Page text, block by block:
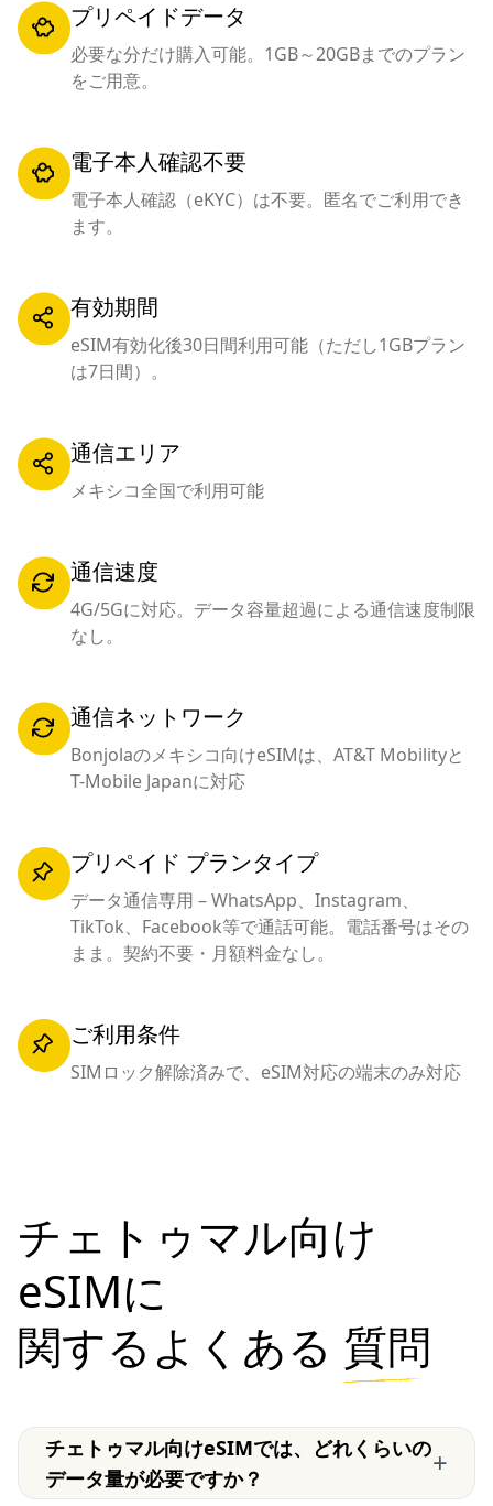
プリペイドデータ
必要な分だけ購入可能。1GB～20GBまでのプラン
をご用意。
電子本人確認不要
電子本人確認（eKYC）は不要。匿名でご利用でき
ます。
有効期間
eSIM有効化後30日間利用可能（ただし1GBプラン
は7日間）。
通信エリア
メキシコ全国で利用可能
通信速度
4G/5Gに対応。データ容量超過による通信速度制限
なし。
通信ネットワーク
Bonjolaのメキシコ向けeSIMは、AT&T Mobilityと
T-Mobile Japanに対応
プリペイド プランタイプ
データ通信専用 – WhatsApp、Instagram、
TikTok、Facebook等で通話可能。電話番号はその
まま。契約不要・月額料金なし。
ご利用条件
SIMロック解除済みで、eSIM対応の端末のみ対応
チェトゥマル向け
eSIMに
関するよくある 質問
チェトゥマル向けeSIMでは、どれくらいの
データ量が必要ですか？
+